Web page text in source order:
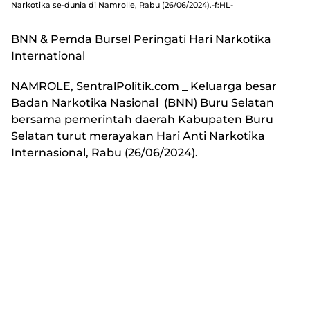
Narkotika se-dunia di Namrolle, Rabu (26/06/2024).-f:HL-
BNN & Pemda Bursel Peringati Hari Narkotika
International
NAMROLE, SentralPolitik.com _ Keluarga besar
Badan Narkotika Nasional (BNN) Buru Selatan
bersama pemerintah daerah Kabupaten Buru
Selatan turut merayakan Hari Anti Narkotika
Internasional, Rabu (26/06/2024).